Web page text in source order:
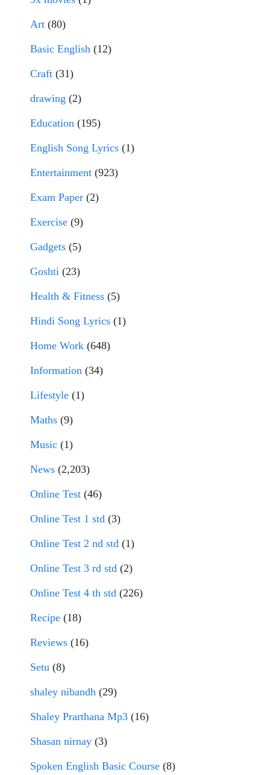
Art (80)
Basic English (12)
Craft (31)
drawing (2)
Education (195)
English Song Lyrics (1)
Entertainment (923)
Exam Paper (2)
Exercise (9)
Gadgets (5)
Goshti (23)
Health & Fitness (5)
Hindi Song Lyrics (1)
Home Work (648)
Information (34)
Lifestyle (1)
Maths (9)
Music (1)
News (2,203)
Online Test (46)
Online Test 1 std (3)
Online Test 2 nd std (1)
Online Test 3 rd std (2)
Online Test 4 th std (226)
Recipe (18)
Reviews (16)
Setu (8)
shaley nibandh (29)
Shaley Prarthana Mp3 (16)
Shasan nirnay (3)
Spoken English Basic Course (8)